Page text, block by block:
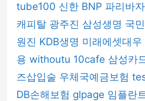
tube100 신한 BNP 파리바
캐피탈 광주진 삼성생명 국
원진 KDB생명 미래에셋대우
용 withoutu 10cafe 삼성카
즈삽입술 우체국예금보험
DB손해보험 glpage 임플란